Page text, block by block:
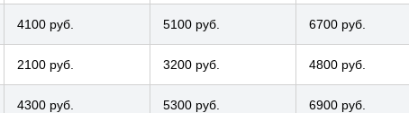
4100 руб. 5100 руб. 6700 руб.
2100 руб. 3200 руб. 4800 руб.
4300 руб. 5300 руб. 6900 руб.